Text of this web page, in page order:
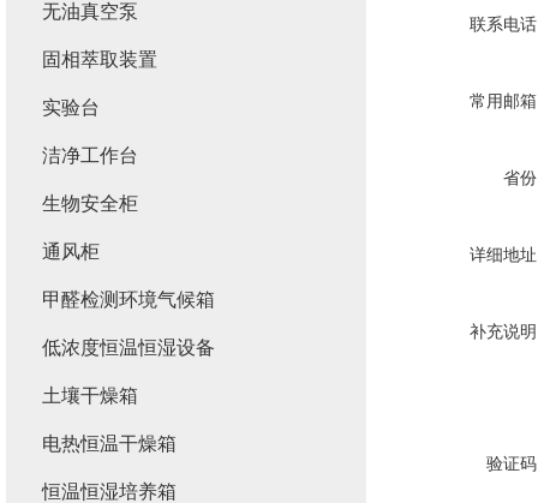
联系电
常用邮
省
详细地
补充说
验证
无油真空泵
固相萃取装置
实验台
洁净工作台
生物安全柜
通风柜
甲醛检测环境气候箱
低浓度恒温恒湿设备
土壤干燥箱
电热恒温干燥箱
恒温恒湿培养箱